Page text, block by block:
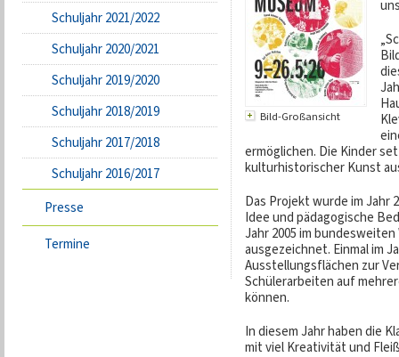
Schuljahr 2021/2022
Schuljahr 2020/2021
Schuljahr 2019/2020
Schuljahr 2018/2019
Schuljahr 2017/2018
Schuljahr 2016/2017
Presse
Termine
Bild-Großansicht
ermöglichen. Die Kinder
kulturhistorischer Kunst
Das Projekt wurde im Jahr
Idee und pädagogische
Jahr 2005 im
ausgezeichnet. Einmal im
Ausstellungsflächen zur
Schülerarbeiten auf
können.
In diesem Jahr haben die
mit viel Kreativität und